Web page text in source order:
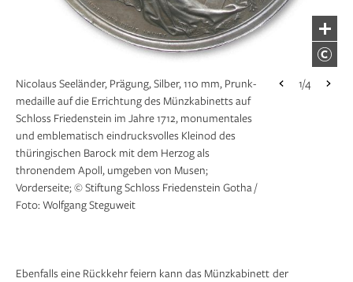
Nicolaus Seeländer, Prägung, Silber, 110 mm, Prunk­
medaille auf die Errichtung des Münzkabinetts auf
Schloss Friedenstein im Jahre 1712, monumentales
und emblematisch eindrucksvolles Kleinod des
thüringischen Barock mit dem Herzog als
thronendem Apoll, umgeben von Musen;
Vorderseite; © Stiftung Schloss Friedenstein Gotha /
Foto: Wolfgang Steguweit
1/4
Nicolaus Seeländer, Prägung, Silber, 110 mm, Prunk­
medaille auf die Errichtung des Münzkabinetts auf
Schloss Friedenstein im Jahre 1712, monumentales
und emblematisch eindrucksvolles Kleinod des
thüringischen Barock mit dem Herzog als
thronendem Apoll, umgeben von Musen;
Rückseite; © Stiftung Schloss Friedenstein Gotha /
Foto: Wolfgang Steguweit
1/4
Sebastian Dadler, Prägung, Gold, 72 mm, 1639,
Prunkmedaille Kurfürst Georg Wilhelm von
Brandenburg mit seinem Sohn, dem späteren
Großen Kurfürsten, auf den Waffenstillstand in
Preußen; Vorderseite; © Stiftung Schloss
Friedenstein Gotha / Foto: Wolfgang Steguweit
1/4
Sebastian Dadler, Prägung, Gold, 72 mm, 1639,
Prunkmedaille Kurfürst Georg Wilhelm von
Brandenburg mit seinem Sohn, dem späteren
Großen Kurfürsten, auf den Waffenstillstand in
Preußen; Rückseite; © Stiftung Schloss
Friedenstein Gotha / Foto: Wolfgang Steguweit
1/4
Ebenfalls eine Rückkehr feiern kann das Münz­kabinett der